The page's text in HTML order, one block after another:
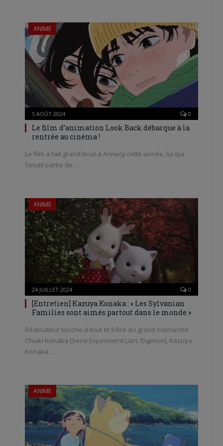
ANIME
5 AOÛT 2024 0
Le film d’animation Look Back débarque à la
rentrée au cinéma !
Le film a fait grand bruit à Annecy cette année, lui qui
faisait partie de…
ANIME
24 JUILLET 2024 0
[Entretien] Kazuya Konaka : « Les Sylvanian
Families sont aimés partout dans le monde »
Réalisateur touche-à-tout et frère du grand scénariste
Chiaki Konaka (Seria Experiment Lain, Digimon), Kazuya
Konaka…
ANIME